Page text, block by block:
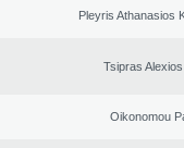
Pleyris Athanasios
Tsipras
Oikonomou